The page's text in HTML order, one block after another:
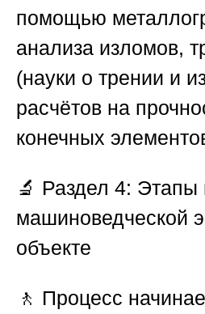
помощью
анализа изломов,
(науки о трении и
расчётов на
конечных
🔬 Раздел 4: Этапы
машиноведческой
объекте
🚶 Процесс